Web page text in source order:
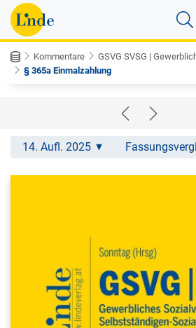
Kommentare
GSVG SVSG |
§ 365a Einmalzahlung
14. Aufl. 2025